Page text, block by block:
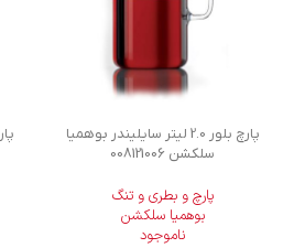
پارچ بلور 2.0 لیتر سايليندر بوهمیا
سلکشن 008121006
پارچ و بطری و تنگ
بوهمیا سلکشن
ناموجود